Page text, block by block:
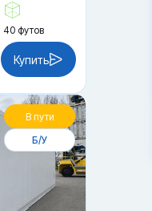
40 футов
Купить
В пути
Б/У